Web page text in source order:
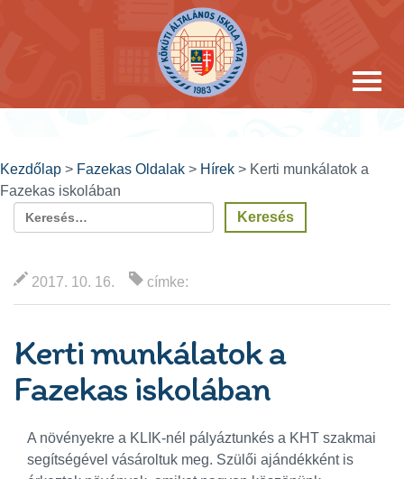
Kezdőlap > Fazekas Oldalak > Hírek > Kerti munkálatok a
Fazekas iskolában
2017. 10. 16. címke:
Kerti munkálatok a
Fazekas iskolában
A növényekre a KLIK-nél pályáztunkés a KHT szakmai
segítségével vásároltuk meg. Szülői ajándékként is